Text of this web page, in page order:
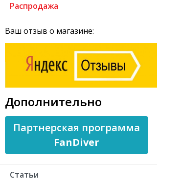
Распродажа
Ваш отзыв о магазине:
Дополнительно
Партнерская программа
FanDiver
Статьи